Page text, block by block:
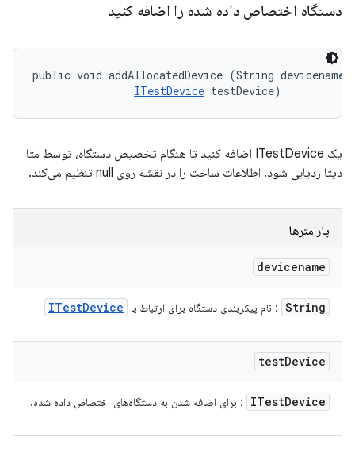
دستگاه اختصاص داده شده را اضافه کنید
public void addAllocatedDevice (String
ITestDevice testDevice)
یک ITestDevice اضافه کنید تا هنگام تخصیص دستگاه، توسط متا
دیتا ردیابی شود. اطلاعات ساخت را در نقشه روی null تنظیم می‌کند.
پارامترها
devicename
String : نام پیکربندی دستگاه برای ارتباط با ITestDevice
testDevice
ITestDevice : برای اضافه شدن به دستگاه‌های اختصاص داده شده.